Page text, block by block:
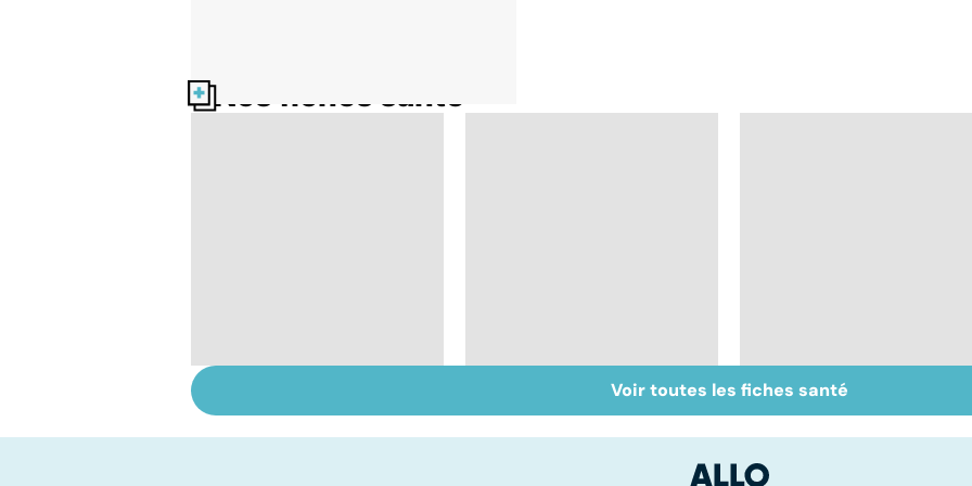
Nos fiches santé
entraîne la chute des
Le lymphome, un
cancer peu connu
Acupuncture :
comment est-elle
Voir toutes les fiches santé